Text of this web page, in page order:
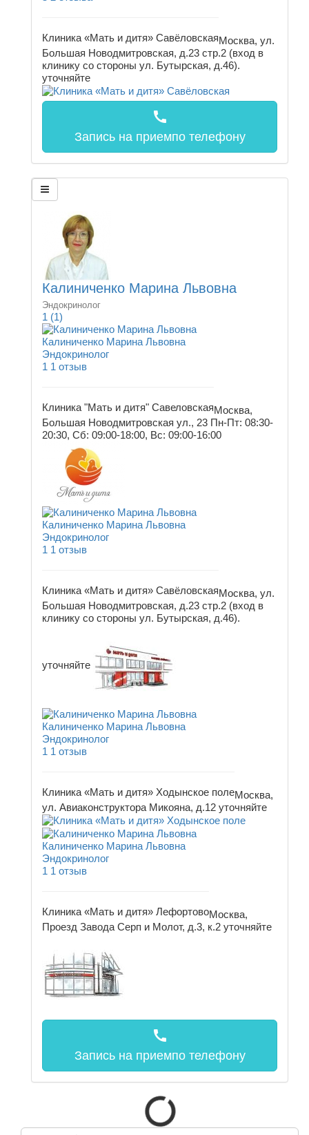
Клиника «Мать и дитя» СавёловскаяМосква, ул.
Большая Новодмитровская, д.23 стр.2 (вход в
клинику со стороны ул. Бутырская, д.46).
уточняйте
call
Запись на приемпо телефону
Калиниченко Марина Львовна
Эндокринолог
1 (1)
Калиниченко Марина Львовна
Эндокринолог
1 1 отзыв
Клиника "Мать и дитя" СавеловскаяМосква,
Большая Новодмитровская ул., 23 Пн-Пт: 08:30-
20:30, Сб: 09:00-18:00, Вс: 09:00-16:00
Калиниченко Марина Львовна
Эндокринолог
1 1 отзыв
Клиника «Мать и дитя» СавёловскаяМосква, ул.
Большая Новодмитровская, д.23 стр.2 (вход в
клинику со стороны ул. Бутырская, д.46).
уточняйте
Калиниченко Марина Львовна
Эндокринолог
1 1 отзыв
Клиника «Мать и дитя» Ходынское полеМосква,
ул. Авиаконструктора Микояна, д.12 уточняйте
Калиниченко Марина Львовна
Эндокринолог
1 1 отзыв
Клиника «Мать и дитя» ЛефортовоМосква,
Проезд Завода Серп и Молот, д.3, к.2 уточняйте
call
Запись на приемпо телефону